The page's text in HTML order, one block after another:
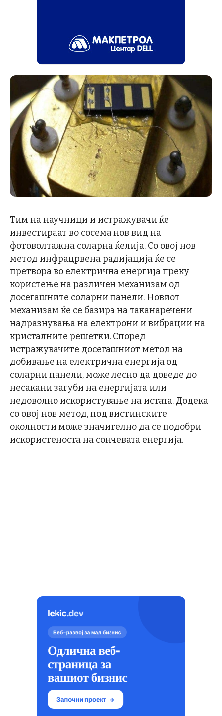
Тим на научници и истражувачи ќе
инвестираат во сосема нов вид на
фотоволтажна соларна ќелија. Со овој нов
метод инфрацрвена радијација ќе се
претвора во електрична енергија преку
користење на различен механизам од
досегашните соларни панели. Новиот
механизам ќе се базира на таканаречени
надразнувања на електрони и вибрации на
кристалните решетки. Според
истражувачите досегашниот метод на
добивање на електрична енергија од
соларни панели, може лесно да доведе до
несакани загуби на енергијата или
недоволно искористување на истата. Додека
со овој нов метод, под вистинските
околности може значително да се подобри
искористеноста на сончевата енергија.